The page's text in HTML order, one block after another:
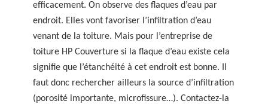
efficacement. On observe des flaques d’eau par
endroit. Elles vont favoriser l’infiltration d’eau
venant de la toiture. Mais pour l’entreprise de
toiture HP Couverture si la flaque d’eau existe cela
signifie que l’étanchéité à cet endroit est bonne. Il
faut donc rechercher ailleurs la source d’infiltration
(porosité importante, microfissure…). Contactez-la